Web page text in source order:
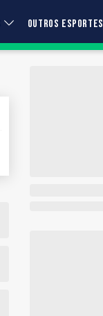
OUTROS ESPORTES